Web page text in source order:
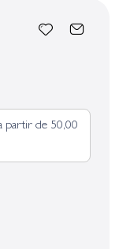
partir de 50,00